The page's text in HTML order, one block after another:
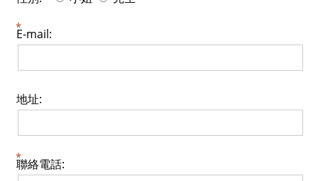
E-mail:
地址:
聯絡電話: